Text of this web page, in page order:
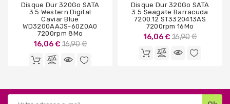
Disque Dur 320Go SATA
3.5 Western Digital
Caviar Blue
WD3200AAJS-60Z0A0
7200rpm 8Mo
16,06 € Prix
base
16,90 €
Disque Dur 320Go SATA
3.5 Seagate Barracuda
7200.12 ST3320413AS
7200rpm 16Mo
16,06 € Prix
base
16,90 €